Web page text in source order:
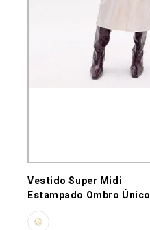
Vestido Super Midi
Estampado Ombro Único